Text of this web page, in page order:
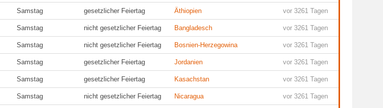
Samstag gesetzlicher Feiertag Äthiopien vor 3261 Tagen
Samstag nicht gesetzlicher Feiertag Bangladesch vor 3261 Tagen
Samstag nicht gesetzlicher Feiertag Bosnien-Herzegowina vor 3261 Tagen
Samstag gesetzlicher Feiertag Jordanien vor 3261 Tagen
Samstag gesetzlicher Feiertag Kasachstan vor 3261 Tagen
Samstag nicht gesetzlicher Feiertag Nicaragua vor 3261 Tagen